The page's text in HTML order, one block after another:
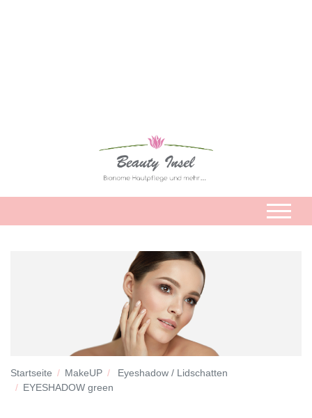
Startseite MakeUP
Eyeshadow / Lidschatten
EYESHADOW green